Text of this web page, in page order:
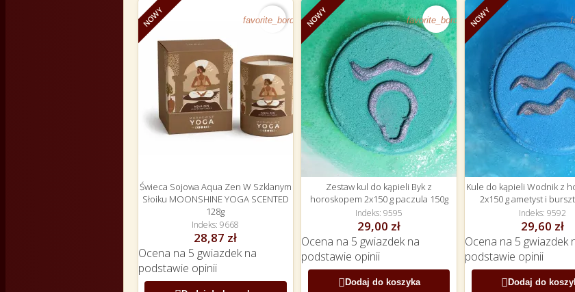
NOWY favorite_border
Świeca Sojowa Aqua Zen W Szklanym
Słoiku MOONSHINE YOGA SCENTED
128g
Indeks 9668
28,87 zł
Ocena na 5 gwiazdek na
podstawie opinii
NOWY favorite_border
Zestaw kul do kąpieli Byk z
horoskopem 2x150 g paczula 150g
Indeks 9595
29,00 zł
Ocena na 5 gwiazdek na
podstawie opinii
 Dodaj do koszyka
NOWY
Kule do kąpieli Wodnik z
2x150 g ametyst i
Indeks 9592
29,60 zł
Ocena na 5 gwiazdek
podstawie opinii
Dodaj do